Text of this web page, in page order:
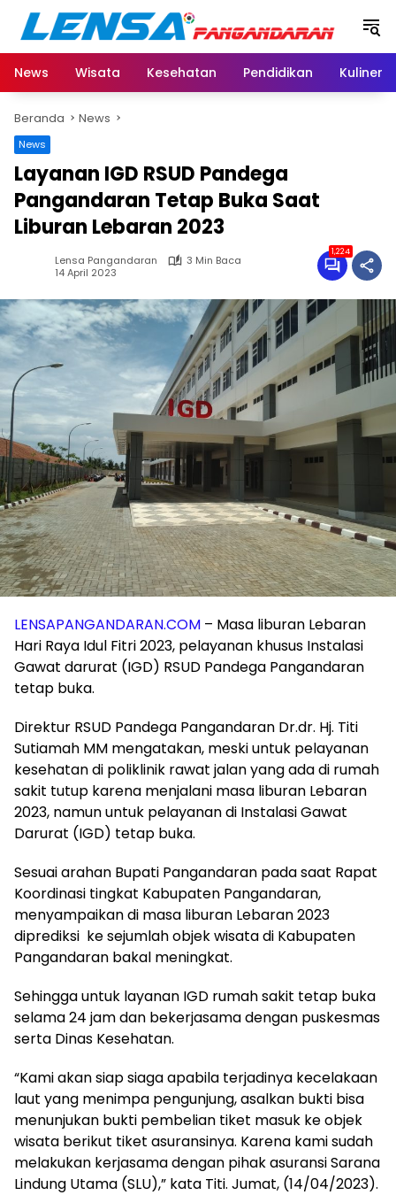
Langsung
konten
News
Wisata Kesehatan Pendidikan Kuliner
Beranda News
News
Layanan IGD RSUD Pandega
Pangandaran Tetap Buka Saat
Liburan Lebaran 2023
Lensa Pangandaran
3 Min Baca
14 April 2023
1,224
LENSAPANGANDARAN.COM – Masa liburan Lebaran
Hari Raya Idul Fitri 2023, pelayanan khusus Instalasi
Gawat darurat (IGD) RSUD Pandega Pangandaran
tetap buka.
Direktur RSUD Pandega Pangandaran Dr.dr. Hj. Titi
Sutiamah MM mengatakan, meski untuk pelayanan
kesehatan di poliklinik rawat jalan yang ada di rumah
sakit tutup karena menjalani masa liburan Lebaran
2023, namun untuk pelayanan di Instalasi Gawat
Darurat (IGD) tetap buka.
Sesuai arahan Bupati Pangandaran pada saat Rapat
Koordinasi tingkat Kabupaten Pangandaran,
menyampaikan di masa liburan Lebaran 2023
diprediksi ke sejumlah objek wisata di Kabupaten
Pangandaran bakal meningkat.
Sehingga untuk layanan IGD rumah sakit tetap buka
selama 24 jam dan bekerjasama dengan puskesmas
serta Dinas Kesehatan.
“Kami akan siap siaga apabila terjadinya kecelakaan
laut yang menimpa pengunjung, asalkan bukti bisa
menunjukan bukti pembelian tiket masuk ke objek
wisata berikut tiket asuransinya. Karena kami sudah
melakukan kerjasama dengan pihak asuransi Sarana
Lindung Utama (SLU),” kata Titi. Jumat, (14/04/2023).